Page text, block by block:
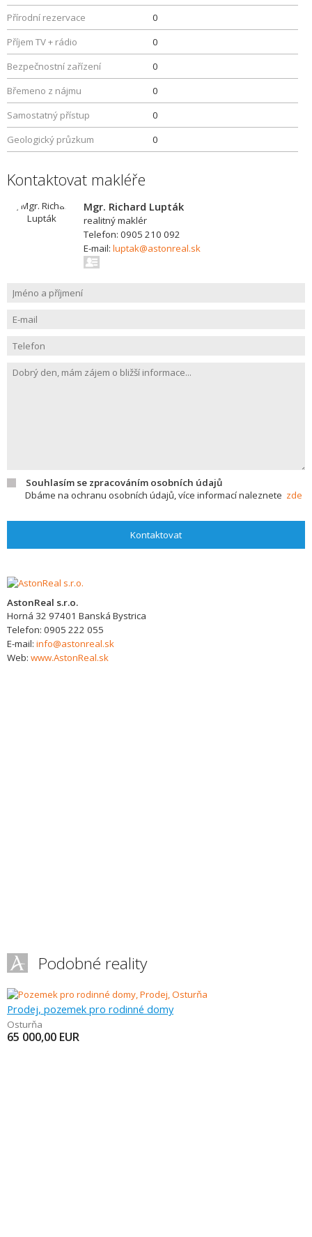
Přírodní rezervace
0
Příjem TV + rádio
0
Bezpečnostní zařízení
0
Břemeno z nájmu
0
Samostatný přístup
0
Geologický průzkum
0
Kontaktovat makléře
Mgr. Richard Lupták
realitný maklér
Telefon: 0905 210 092
E-mail: luptak@astonreal.sk
Souhlasím se zpracováním osobních údajů
Dbáme na ochranu osobních údajů, více informací naleznete zde
Kontaktovat
AstonReal s.r.o.
Horná 32 97401 Banská Bystrica
Telefon: 0905 222 055
E-mail: info@astonreal.sk
Web: www.AstonReal.sk
Podobné reality
Prodej, pozemek pro rodinné domy
Osturňa
65 000,00 EUR